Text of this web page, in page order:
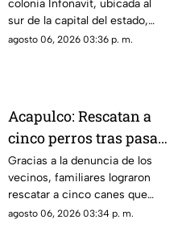
colonia Infonavit de
Chilpancingo
colonia Infonavit, ubicada al
sur de la capital del estado,
denunciaron la falta de
señalando que representa un
peligro constante ante el inicio
de la temporada de lluvias y el
próximo regreso a clases.
agosto 06, 2026 03:36 p. m.
Acapulco: Rescatan a
cinco perros tras pasar
seis días encerrados
por el fallecimiento de
su dueño
Gracias a la denuncia de los
vecinos, familiares lograron
rescatar a cinco canes que
habían quedado atrapados al
agosto 06, 2026 03:34 p. m.